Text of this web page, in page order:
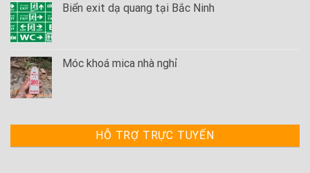
Biển exit dạ quang tại Bắc Ninh
Móc khoá mica nhà nghỉ
HỖ TRỢ TRỰC TUYẾN